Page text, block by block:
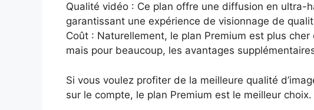
Qualité vidéo : Ce plan offre une diffusion en ultra-
garantissant une expérience de visionnage de
Coût : Naturellement, le plan Premium est plus
mais pour beaucoup, les avantages
Si vous voulez profiter de la meilleure qualité
sur le compte, le plan Premium est le meilleur choix.